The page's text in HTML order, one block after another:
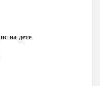
на дете